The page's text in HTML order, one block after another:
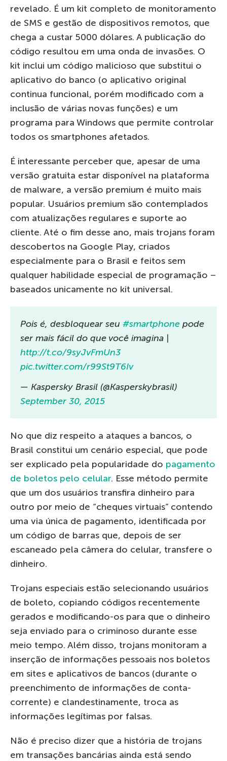
revelado. É um kit completo de monitoramento
de SMS e gestão de dispositivos remotos, que
chega a custar 5000 dólares. A publicação do
código resultou em uma onda de invasões. O
kit inclui um código malicioso que substitui o
aplicativo do banco (o aplicativo original
continua funcional, porém modificado com a
inclusão de várias novas funções) e um
programa para Windows que permite controlar
todos os smartphones afetados.
É interessante perceber que, apesar de uma
versão gratuita estar disponível na plataforma
de malware, a versão premium é muito mais
popular. Usuários premium são contemplados
com atualizações regulares e suporte ao
cliente. Até o fim desse ano, mais trojans foram
descobertos na Google Play, criados
especialmente para o Brasil e feitos sem
qualquer habilidade especial de programação –
baseados unicamente no kit universal.
Pois é, desbloquear seu #smartphone pode
ser mais fácil do que você imagina |
http://t.co/9syJvFmUn3
pic.twitter.com/r99St9T6Iv
— Kaspersky Brasil (@Kasperskybrasil)
September 30, 2015
No que diz respeito a ataques a bancos, o
Brasil constitui um cenário especial, que pode
ser explicado pela popularidade do pagamento
de boletos pelo celular. Esse método permite
que um dos usuários transfira dinheiro para
outro por meio de “cheques virtuais” contendo
uma via única de pagamento, identificada por
um código de barras que, depois de ser
escaneado pela câmera do celular, transfere o
dinheiro.
Trojans especiais estão selecionando usuários
de boleto, copiando códigos recentemente
gerados e modificando-os para que o dinheiro
seja enviado para o criminoso durante esse
meio tempo. Além disso, trojans monitoram a
inserção de informações pessoais nos boletos
em sites e aplicativos de bancos (durante o
preenchimento de informações de conta-
corrente) e clandestinamente, troca as
informações legítimas por falsas.
Não é preciso dizer que a história de trojans
em transações bancárias ainda está sendo